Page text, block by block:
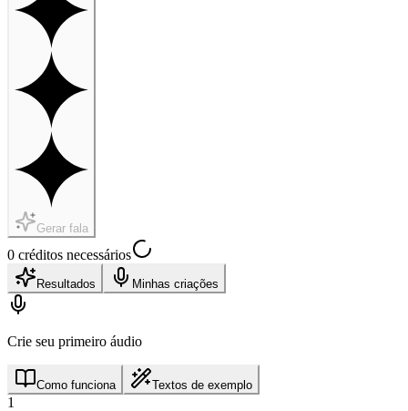
Gerar fala
0 créditos necessários
Resultados Minhas criações
Crie seu primeiro áudio
Como funciona Textos de exemplo
1